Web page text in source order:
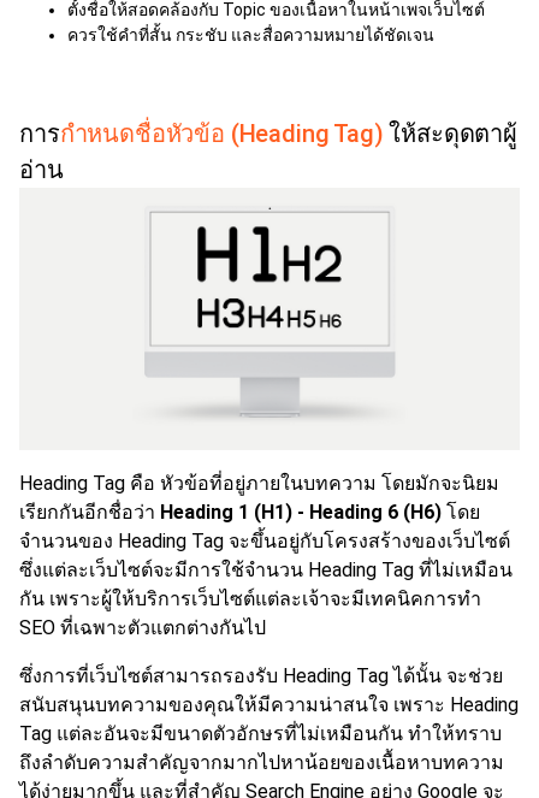
ตั้งชื่อให้สอดคล้องกับ Topic ของเนื้อหาในหน้าเพจเว็บไซต์
ควรใช้คำที่สั้น กระชับ และสื่อความหมายได้ชัดเจน
การกำหนดชื่อหัวข้อ (Heading Tag) ให้สะดุดตาผู้
อ่าน
Heading Tag คือ หัวข้อที่อยู่ภายในบทความ โดยมักจะนิยม
เรียกกันอีกชื่อว่า Heading 1 (H1) - Heading 6 (H6) โดย
จำนวนของ Heading Tag จะขึ้นอยู่กับโครงสร้างของเว็บไซต์
ซึ่งแต่ละเว็บไซต์จะมีการใช้จำนวน Heading Tag ที่ไม่เหมือน
กัน เพราะผู้ให้บริการเว็บไซต์แต่ละเจ้าจะมีเทคนิคการทำ
SEO ที่เฉพาะตัวแตกต่างกันไป
ซึ่งการที่เว็บไซต์สามารถรองรับ Heading Tag ได้นั้น จะช่วย
สนับสนุนบทความของคุณให้มีความน่าสนใจ เพราะ Heading
Tag แต่ละอันจะมีขนาดตัวอักษรที่ไม่เหมือนกัน ทำให้ทราบ
ถึงลำดับความสำคัญจากมากไปหาน้อยของเนื้อหาบทความ
ได้ง่ายมากขึ้น และที่สำคัญ Search Engine อย่าง Google จะ